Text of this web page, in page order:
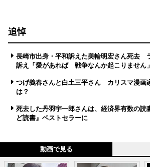
追悼
長崎市出身・平和訴えた美輪明宏さん死去
訴え「愛があれば 戦争なんか起こりません」
つげ義春さんと白土三平さん カリスマ漫画
は？
死去した丹羽宇一郎さんは、経済界有数の
ど読書』ベストセラーに
動画で見る